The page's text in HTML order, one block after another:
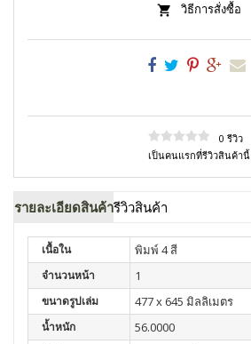
วิธีการสั่งซื้อ
0 รีวิว
เป็นคนแรกที่รีวิวสินค้านี้
รายละเอียดสินค้ารีวิวสินค้า
เนื้อใน พิมพ์ 4 สี
จำนวนหน้า 1
ขนาดรูปเล่ม 477 x 645 มิลลิเมตร
น้ำหนัก 56.0000